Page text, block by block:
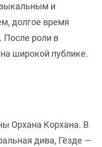
и
долгое время
После роли в
широкой публике.
Орхана Корхана. В
дива, Гёзде —